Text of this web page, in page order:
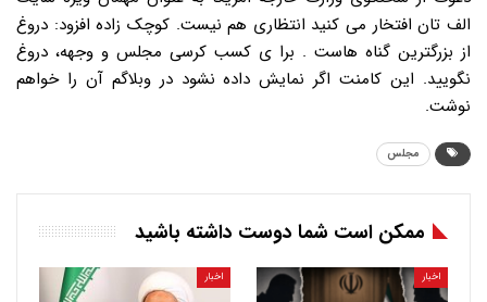
الف تان افتخار می کنید انتظاری هم نیست. کوچک زاده افزود: دروغ
از بزرگترین گناه هاست . برا ی کسب کرسی مجلس و وجهه، دروغ
نگویید. این کامنت اگر نمایش داده نشود در وبلاگم آن را خواهم
نوشت.
مجلس
ممکن است شما دوست داشته باشید
اخبار اخبار